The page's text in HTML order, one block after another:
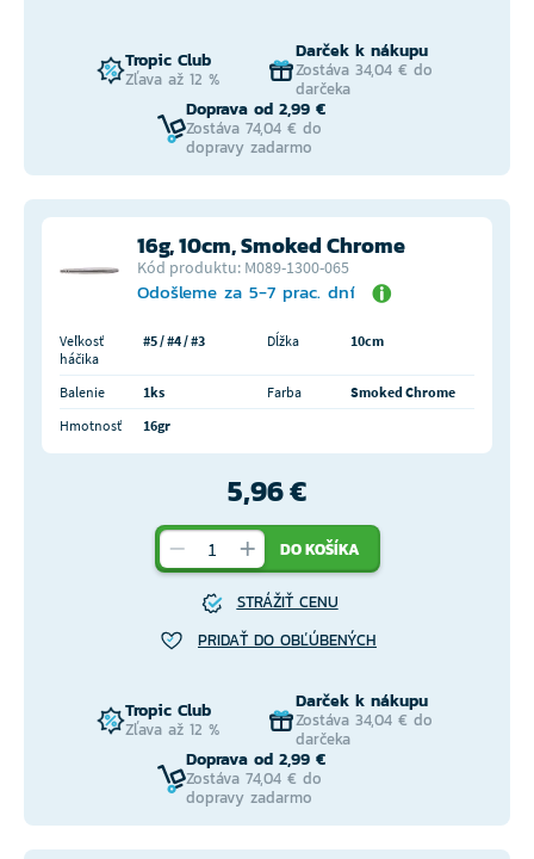
Tropic Club
Zľava až 12 %
Darček k nákupu
Zostáva 34,04 € do
darčeka
Doprava od 2,99 €
Zostáva 74,04 € do
dopravy zadarmo
16g, 10cm, Smoked Chrome
Kód produktu: M089-1300-065
Odošleme za 5-7 prac. dní
Veľkosť
háčika
#5 / #4 / #3 Dĺžka 10cm
Balenie 1ks Farba
Smoked Chrome
Hmotnosť
16gr
5,96 €
DO KOŠÍKA
STRÁŽIŤ CENU
PRIDAŤ DO OBĽÚBENÝCH
Tropic Club
Zľava až 12 %
Darček k nákupu
Zostáva 34,04 € do
darčeka
Doprava od 2,99 €
Zostáva 74,04 € do
dopravy zadarmo